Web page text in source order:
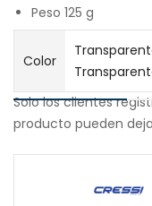
Peso 125 g
Color
Solo los clientes
producto pueden